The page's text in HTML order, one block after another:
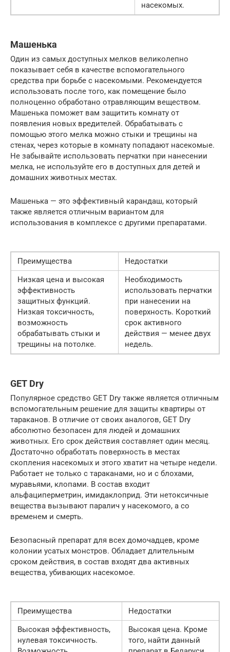
насекомых.
Машенька
Один из самых доступных мелков великолепно
показывает себя в качестве вспомогательного
средства при борьбе с насекомыми. Рекомендуется
использовать после того, как помещение было
полноценно обработано отравляющим веществом.
Машенька поможет вам защитить комнату от
появления новых вредителей. Обрабатывать с
помощью этого мелка можно стыки и трещины на
стенах, через которые в комнату попадают насекомые.
Не забывайте использовать перчатки при нанесении
мелка, не используйте его в доступных для детей и
домашних животных местах.
Машенька — это эффективный карандаш, который
также является отличным вариантом для
использования в комплексе с другими препаратами.
Преимущества
Недостатки
Низкая цена и высокая
эффективность
защитных функций.
Низкая токсичность,
возможность
обрабатывать стыки и
трещины на потолке.
Необходимость
использовать перчатки
при нанесении на
поверхность. Короткий
срок активного
действия — менее двух
недель.
GET Dry
Популярное средство GET Dry также является отличным
вспомогательным решение для защиты квартиры от
тараканов. В отличие от своих аналогов, GET Dry
абсолютно безопасен для людей и домашних
животных. Его срок действия составляет один месяц.
Достаточно обработать поверхность в местах
скопления насекомых и этого хватит на четыре недели.
Работает не только с тараканами, но и с блохами,
муравьями, клопами. В состав входит
альфациперметрин, имидаклоприд. Эти нетоксичные
вещества вызывают паралич у насекомого, а со
временем и смерть.
Безопасный препарат для всех домочадцев, кроме
колонии усатых монстров. Обладает длительным
сроком действия, в состав входят два активных
вещества, убивающих насекомое.
Преимущества
Недостатки
Высокая эффективность,
нулевая токсичность.
Высокая цена. Кроме
того, найти данный